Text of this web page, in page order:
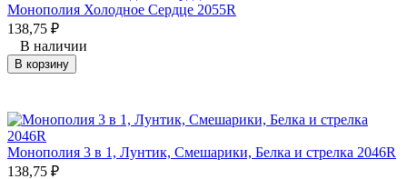
Монополия Холодное Сердце 2055R
138,75 ₽
В наличии
В корзину
Монополия 3 в 1, Лунтик, Смешарики, Белка и стрелка 2046R
138,75 ₽